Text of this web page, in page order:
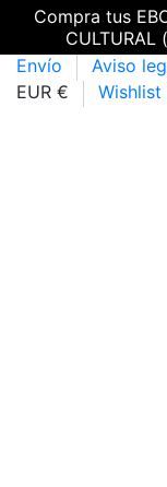
Compra tus
Envío
Aviso
EUR €
Wishlist